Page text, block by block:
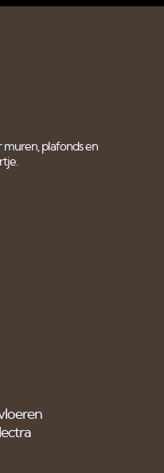
muren, plafonds en